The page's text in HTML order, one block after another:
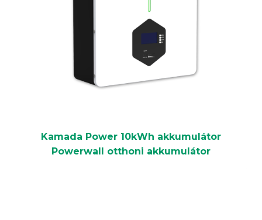
Kamada Power 10kWh akkumulátor
Powerwall otthoni akkumulátor